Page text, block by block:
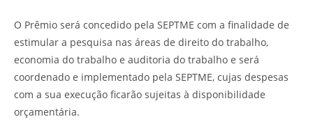
O Prêmio será concedido pela SEPTME com a finalidade de
estimular a pesquisa nas áreas de direito do trabalho,
economia do trabalho e auditoria do trabalho e será
coordenado e implementado pela SEPTME, cujas despesas
com a sua execução ficarão sujeitas à disponibilidade
orçamentária.